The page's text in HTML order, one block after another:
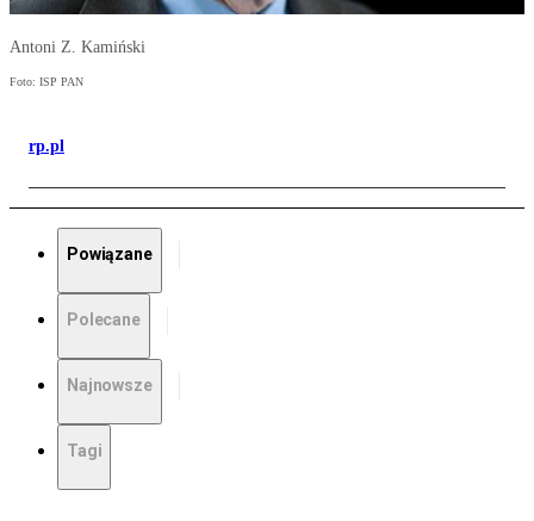
Antoni Z. Kamiński
Foto: ISP PAN
rp.pl
Powiązane
Polecane
Najnowsze
Tagi